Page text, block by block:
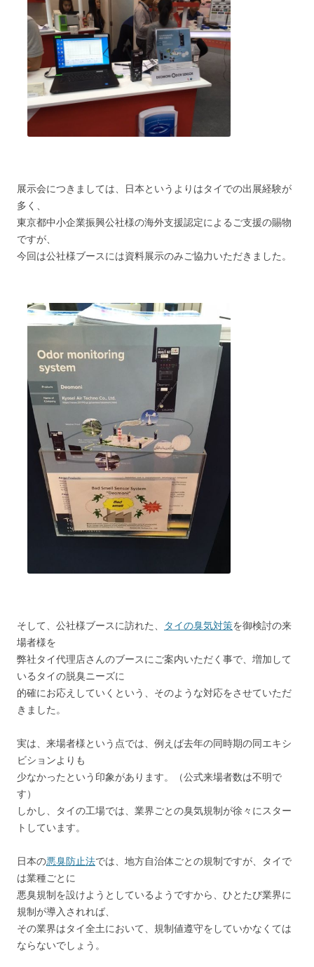
展示会につきましては、日本というよりはタイでの出展経験が
多く、
東京都中小企業振興公社様の海外支援認定によるご支援の賜物
ですが、
今回は公社様ブースには資料展示のみご協力いただきました。
そして、公社様ブースに訪れた、 タイの臭気対策を御検討の来
場者様を
弊社タイ代理店さんのブースにご案内いただく事で、増加して
いるタイの脱臭ニーズに
的確にお応えしていくという、そのような対応をさせていただ
きました。
実は、来場者様という点では、例えば去年の同時期の同エキシ
ビションよりも
少なかったという印象があります。（公式来場者数は不明で
す）
しかし、タイの工場では、業界ごとの臭気規制が徐々にスター
トしています。
日本の悪臭防止法では、地方自治体ごとの規制ですが、タイで
は業種ごとに
悪臭規制を設けようとしているようですから、ひとたび業界に
規制が導入されれば、
その業界はタイ全土において、規制値遵守をしていかなくては
ならないでしょう。